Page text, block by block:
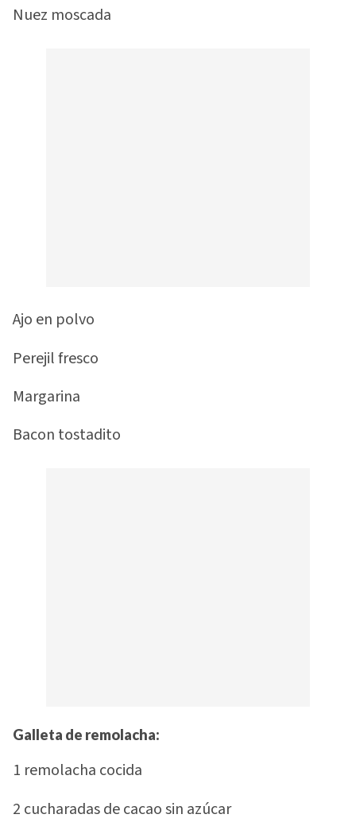
Nuez moscada
Ajo en polvo
Perejil fresco
Margarina
Bacon tostadito
Galleta de remolacha:
1 remolacha cocida
2 cucharadas de cacao sin azúcar